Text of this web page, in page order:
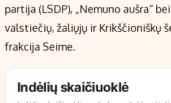
partija (LSDP), „Nemuno aušra“
valstiečių, žaliųjų ir Krikščioniškų
frakcija Seime.